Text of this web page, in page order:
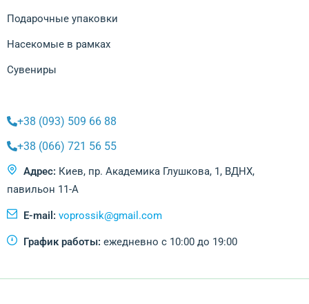
Подарочные упаковки
Насекомые в рамках
Сувениры
+38 (093) 509 66 88
+38 (066) 721 56 55
Адрес: Киев, пр. Академика Глушкова, 1, ВДНХ,
павильон 11-А
E-mail: voprossik@gmail.com
График работы: ежедневно с 10:00 до 19:00